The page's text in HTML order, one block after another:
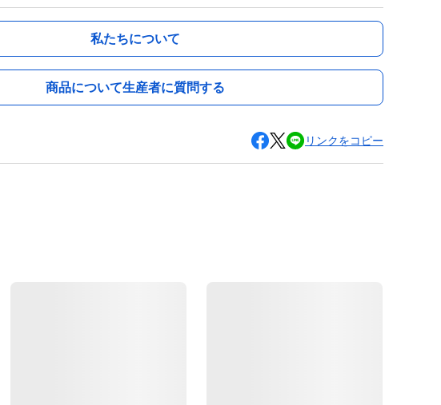
私たちについて
商品について生産者に質問する
リンクをコピー